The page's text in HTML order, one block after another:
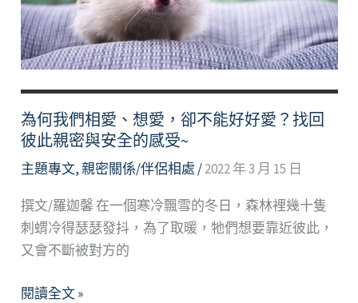
跟
蹤
騷
擾
的
自
我
顧
為何我們相愛、想愛，卻不能好好愛？找回
彼此親密與安全的感受~
主題專文,親密關係/伴侶相處 /2022 年 3 月 15 日
撰文/羅迦馨 在一個寒冷飄雪的冬日，森林裡幾十隻
刺蝟冷得瑟瑟發抖，為了取暖，牠們想要靠近彼此，
又會不斷被對方的
為
閱讀全文 »